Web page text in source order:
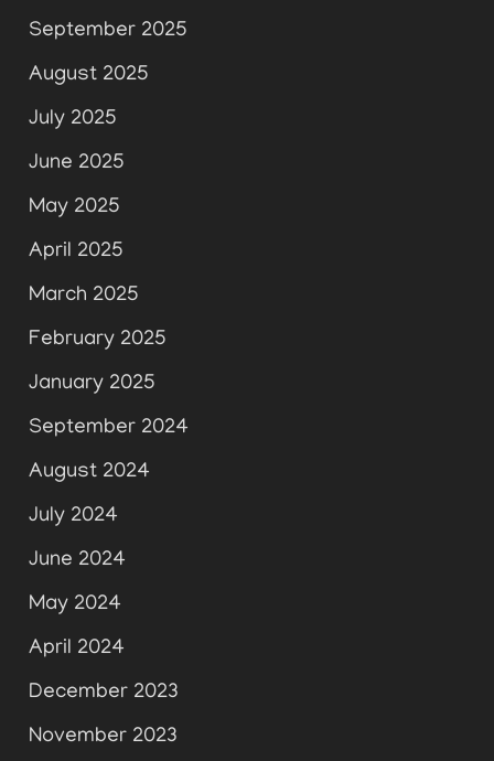
September 2025
August 2025
July 2025
June 2025
May 2025
April 2025
March 2025
February 2025
January 2025
September 2024
August 2024
July 2024
June 2024
May 2024
April 2024
December 2023
November 2023